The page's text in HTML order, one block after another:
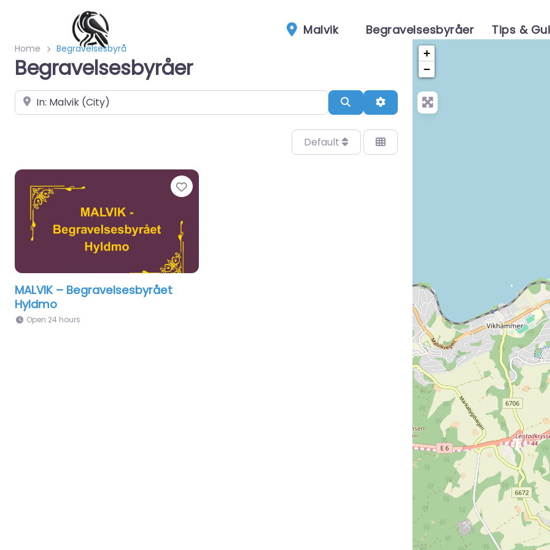
Malvik Begravelsesbyråer Tips &
Home Begravelsesbyrå
Begravelsesbyråer
Velg by/sted SearchAdvanced Filters
Default
Favorite
MALVIK – Begravelsesbyrået
Hyldmo
Open 24 hours
+
−